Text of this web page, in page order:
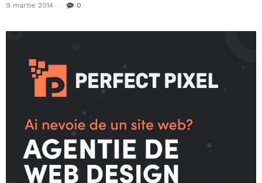
9 martie 2014 0